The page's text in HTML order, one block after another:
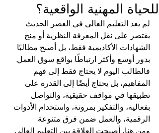
للحياة المهنية الواقعية؟
لم يعد التعليم العالي في العصر الحديث
يقتصر على نقل المعرفة النظرية أو منح
الشهادات الأكاديمية فقط، بل أصبح مطالبًا
بدور أوسع وأكثر ارتباطًا بواقع سوق العمل.
فالطالب اليوم لا يحتاج فقط إلى فهم
المفاهيم، بل يحتاج أيضًا إلى القدرة على
تطبيقها في مواقف حقيقية، والتواصل
بفعالية، والتفكير بمرونة، واستخدام الأدوات
الرقمية، والعمل ضمن فرق متنوعة.
ومن هنا، أصبحت العلاقة بين التعليم العالي